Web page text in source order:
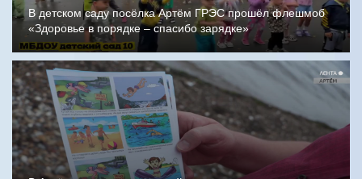
В детском саду посёлка Артём ГРЭС прошёл флешмоб
«Здоровье в порядке – спасибо зарядке»